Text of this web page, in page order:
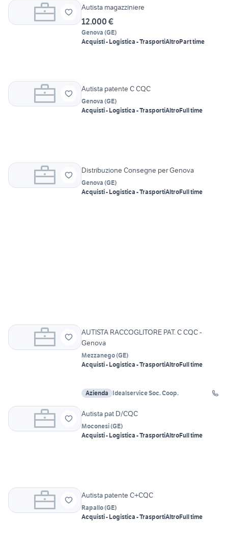
Autista magazziniere
12.000 €
Genova (GE)
Acquisti - Logistica - TrasportiAltroPart time
Autista patente C CQC
Genova (GE)
Acquisti - Logistica - TrasportiAltroFull time
Distribuzione Consegne per Genova
Genova (GE)
Acquisti - Logistica - TrasportiAltroFull time
AUTISTA RACCOGLITORE PAT. C CQC -
Genova
Mezzanego(GE)
Acquisti - Logistica - TrasportiAltroFull time
Azienda Idealservice Soc. Coop.
Autista pat D/CQC
Moconesi(GE)
Acquisti - Logistica - TrasportiAltroFull time
Autista patente C+CQC
Rapallo(GE)
Acquisti - Logistica - TrasportiAltroFull time